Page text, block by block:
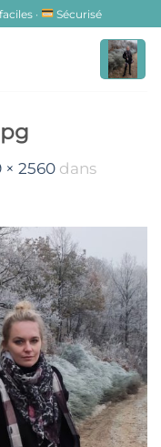
· Sécurisé
× 2560 dans